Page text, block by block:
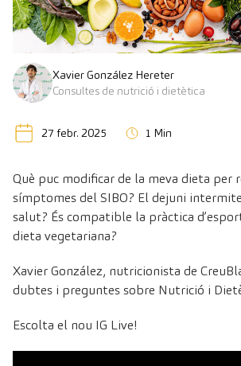
Xavier González Hereter
Consultes de nutrició i dietètica
27 febr. 2025 1 Min
Què puc modificar de la meva dieta per
símptomes del SIBO? El dejuni
salut? És compatible la pràctica
dieta vegetariana?
Xavier González, nutricionista de
dubtes i preguntes sobre Nutrició i
Escolta el nou IG Live!